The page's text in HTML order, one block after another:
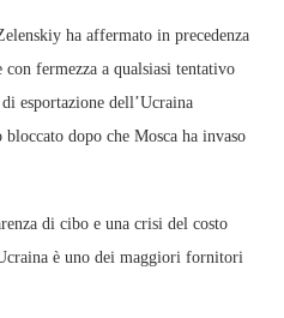
ha affermato in precedenza
fermezza a qualsiasi tentativo
esportazione dell’Ucraina
dopo che Mosca ha invaso
di cibo e una crisi del costo
è uno dei maggiori fornitori